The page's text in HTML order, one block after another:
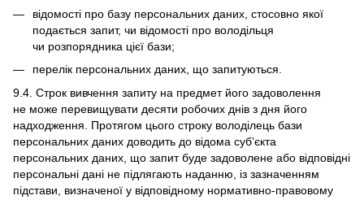
відомості про базу персональних даних, стосовно якої
подається запит, чи відомості про володільця
чи розпорядника цієї бази;
перелік персональних даних, що запитуються.
9.4. Строк вивчення запиту на предмет його задоволення
не може перевищувати десяти робочих днів з дня його
надходження. Протягом цього строку володілець бази
персональних даних доводить до відома суб’єкта
персональних даних, що запит буде задоволене або відповідні
персональні дані не підлягають наданню, із зазначенням
підстави, визначеної у відповідному нормативно-правовому